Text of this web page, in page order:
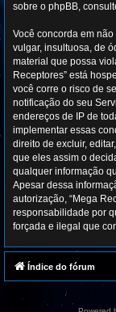
sobre o phpBB,
Você concorda em
vulgar, insultuosa, de
material que possa
Receptores” está
você corre o risco de
notificação do seu
endereços de IP de
implementar essas
direito de excluir,
que eles assim o
qualquer informação
Apesar dessa
autorização, “Mega
responsabilidade por
forçada e ilegal que
Índice do fórum